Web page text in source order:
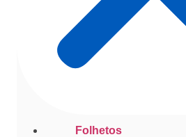
Folhetos